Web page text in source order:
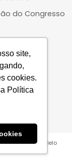
site,
cookies.
Política
do Congresso
autores
Santo Antônio, Belo